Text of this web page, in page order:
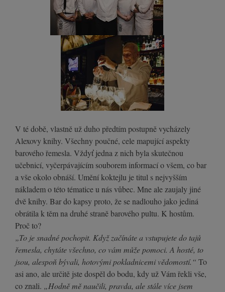
V té době, vlastně už duho předtím postupně vycházely
Alexovy knihy. Všechny poučné, cele mapující aspekty
barového řemesla. Vždyť jedna z nich byla skutečnou
učebnicí, vyčerpávajícím souborem informací o všem, co bar
a vše okolo obnáší. Umění koktejlu je titul s nejvyšším
nákladem o této tématice u nás vůbec. Mne ale zaujaly jiné
dvě knihy. Bar do kapsy proto, že se nadlouho jako jediná
obrátila k těm na druhé straně barového pultu. K hostům.
Proč to?
„To je snadné pochopit. Když začínáte a vstupujete do tajů
řemesla, chytáte všechno, co vám může pomoci. A hosté, to
jsou, alespoň bývali, hotovými pokladnicemi vědomostí.“ To
asi ano, ale určitě jste dospěl do bodu, kdy už Vám řekli vše,
co znali. „Hodně mě naučili, pravda, ale stále více jsem